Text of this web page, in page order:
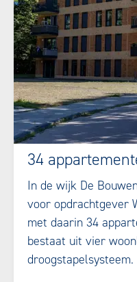
34
In de wijk De
voor opdrachtgever
met daarin 34
bestaat uit vier
droogstapelsysteem.